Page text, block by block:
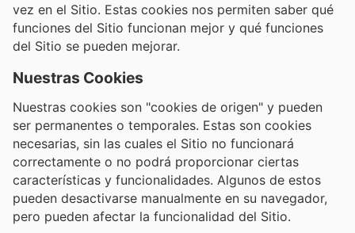
vez en el Sitio. Estas cookies nos permiten saber qué
funciones del Sitio funcionan mejor y qué funciones
del Sitio se pueden mejorar.
Nuestras Cookies
Nuestras cookies son "cookies de origen" y pueden
ser permanentes o temporales. Estas son cookies
necesarias, sin las cuales el Sitio no funcionará
correctamente o no podrá proporcionar ciertas
características y funcionalidades. Algunos de estos
pueden desactivarse manualmente en su navegador,
pero pueden afectar la funcionalidad del Sitio.